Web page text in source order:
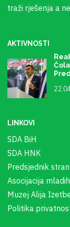
traži rješenja a
AKTIVNOSTI
LINKOVI
SDA BiH
SDA HNK
Predsjednik
Asocijacija
Muzej Alija
Politika